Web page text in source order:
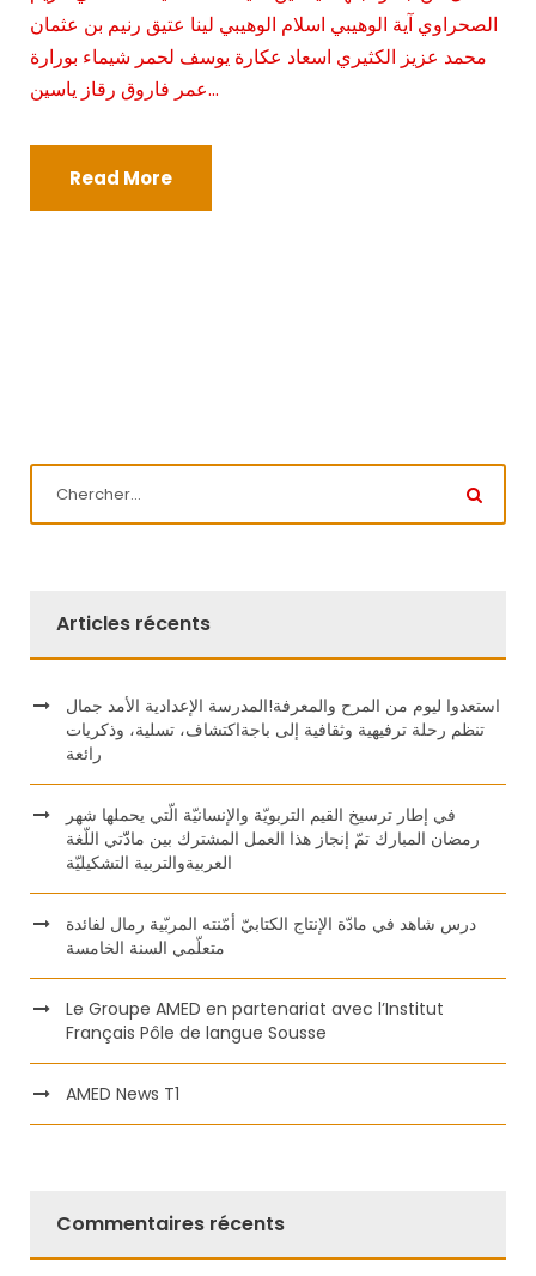
الصحراوي آية الوهيبي اسلام الوهيبي لينا عتيق رنيم بن عثمان
محمد عزيز الكثيري اسعاد عكارة يوسف لحمر شيماء بورارة
عمر فاروق رقاز ياسين...
Read More
Articles récents
استعدوا ليوم من المرح والمعرفة!المدرسة الإعدادية الأمد جمال
تنظم رحلة ترفيهية وثقافية إلى باجةاكتشاف، تسلية، وذكريات
رائعة
في إطار ترسيخ القيم التربويّة والإنسانيّة الّتي يحملها شهر
رمضان المبارك تمّ إنجاز هذا العمل المشترك بين مادّّتي اللّغة
العربيةوالتربية التشكيليّة
درس شاهد في مادّة الإنتاج الكتابيّ أمّنته المربّية رمال لفائدة
متعلّمي السنة الخامسة
Le Groupe AMED en partenariat avec l’Institut
Français Pôle de langue Sousse
AMED News T1
Commentaires récents